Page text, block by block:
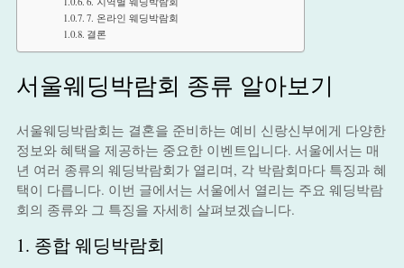
7. 온라인 웨딩박람회
결론
서울웨딩박람회 종류 알아보기
서울웨딩박람회는 결혼을 준비하는 예비 신랑신부에게 다양한
정보와 혜택을 제공하는 중요한 이벤트입니다. 서울에서는 매
년 여러 종류의 웨딩박람회가 열리며, 각 박람회마다 특징과 혜
택이 다릅니다. 이번 글에서는 서울에서 열리는 주요 웨딩박람
회의 종류와 그 특징을 자세히 살펴보겠습니다.
1. 종합 웨딩박람회